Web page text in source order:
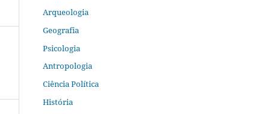
Arqueologia
Geografia
Psicologia
Antropologia
Ciência Política
História